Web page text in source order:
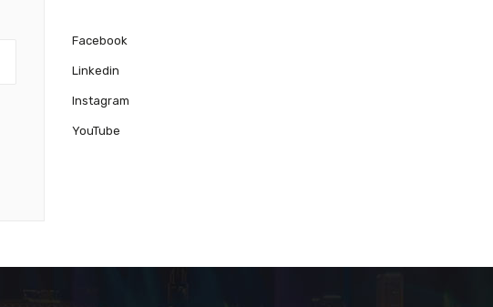
Facebook
Linkedin
Instagram
YouTube